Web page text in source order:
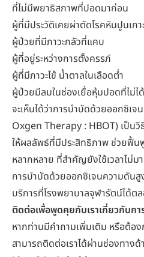
ที่ไม่มีพยาธิสภาพที่ปอดมาก่อน
ผู้ที่มีประวัติเคยผ่าตัดโรคหินปูนเกา
ผู้ป่วยที่มีภาวะกลัวที่แคบ
ผู้ที่อยู่ระหว่างการตั้งครรภ์
ผู้ที่มีภาวะไข้ น้ำตาลในเลือดต่ำ
ผู้ป่วยมีลมในช่องเยื่อหุ้มปอดที่ไม่ไ
จะเห็นได้ว่าการบำบัดด้วยออกซิเ
Oxgen Therapy : HBOT) เป็น
ให้ผลลัพธ์ที่มีประสิทธิภาพ ช่วยฟื้น
หลากหลาย ที่สำคัญยังใช้เวลาไม่
การบำบัดด้วยออกซิเจนความดันสู
บริการที่โรงพยาบาลจุฬารัตน์ได้ตล
ติดต่อเพื่อพูดคุยกับเราเกี่ยวกับกา
หากท่านมีคำถามเพิ่มเติม หรือต้อ
สามารถติดต่อเราได้ผ่านช่องทางด้